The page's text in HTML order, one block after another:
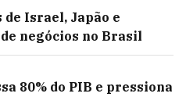
de Israel, Japão e
negócios no Brasil
80% do PIB e pressiona